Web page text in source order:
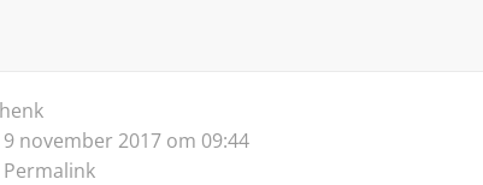
henk
9 november 2017 om 09:44
Permalink